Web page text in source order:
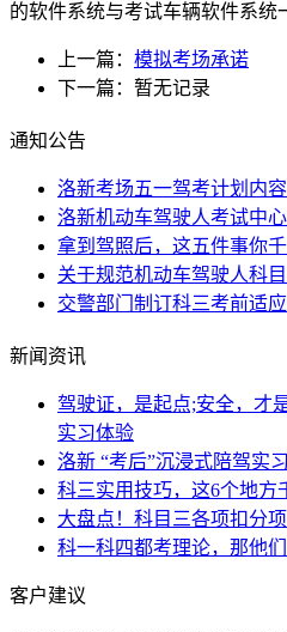
的软件系统与考试车辆软件系统
上一篇： 模拟考场承诺
下一篇：暂无记录
通知公告
洛新考场五一驾考计划内容
洛新机动车驾驶人考试中
拿到驾照后，这五件事你千
关于规范机动车驾驶人科
交警部门制订科三考前适
新闻资讯
驾驶证，是起点;安全，才
实习体验
洛新 “考后”沉浸式陪驾实
科三实用技巧，这6个地方
大盘点！科目三各项扣分
科一科四都考理论，那他
客户建议